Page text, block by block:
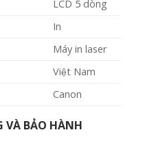
LCD 5 dòng
In
Máy in laser
Việt Nam
Canon
VÀ BẢO HÀNH